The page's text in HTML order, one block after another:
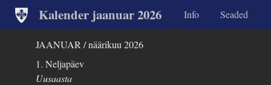
Kalender jaanuar 2026 Info Seaded
JAANUAR / näärikuu 2026
1. Neljapäev
Uusaasta